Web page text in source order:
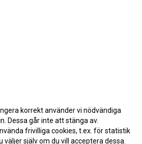
korrekt använder vi nödvändiga
Dessa går inte att stänga av.
frivilliga cookies, t.ex. för statistik
väljer själv om du vill acceptera dessa.